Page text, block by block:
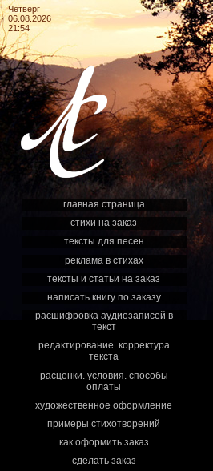
Четверг
06.08.2026
21:54
главная страница
стихи на заказ
тексты для песен
реклама в стихах
тексты и статьи на заказ
написать книгу по заказу
расшифровка аудиозаписей в
текст
редактирование. корректура
текста
расценки. условия. способы
оплаты
художественное оформление
примеры стихотворений
как оформить заказ
сделать заказ